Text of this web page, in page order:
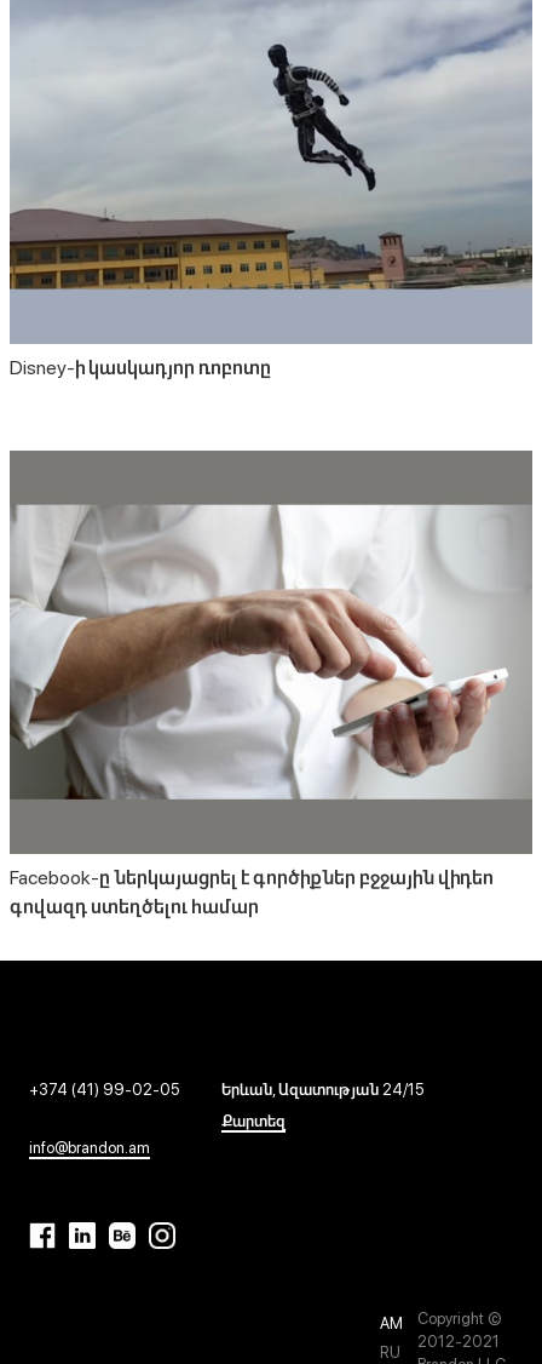
Disney-ի կասկադյոր ռոբոտը
Facebook-ը ներկայացրել է գործիքներ բջջային վիդեո
գովազդ ստեղծելու համար
+374 (41) 99-02-05
info@brandon.am
Երևան, Ազատության 24/15
Քարտեզ
AM
RU
Copyright ©
2012-2021